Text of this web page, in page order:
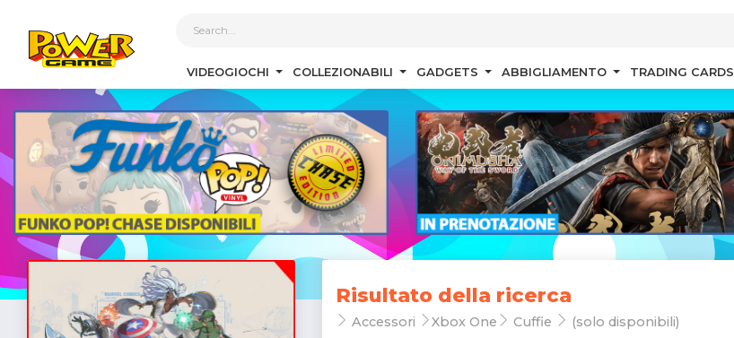
VIDEOGIOCHI COLLEZIONABILI GADGETS ABBIGLIAMENTO TRADING CARDS
Risultato della ricerca
Accessori Xbox One Cuffie (solo disponibili)